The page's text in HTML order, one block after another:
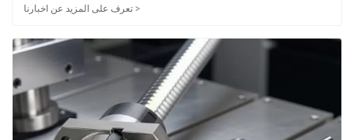
تعرف على المزيد عن اخبارنا >